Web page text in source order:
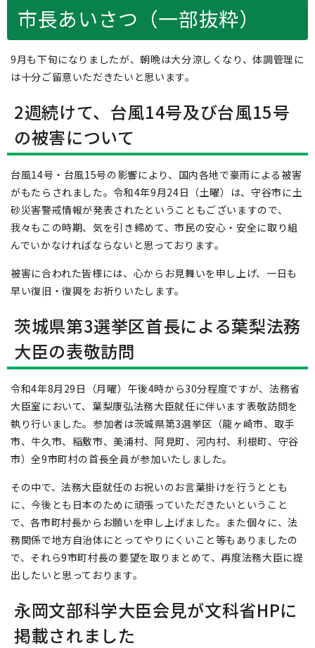
市長あいさつ（一部抜粋）
9月も下旬になりましたが、朝晩は大分涼しくなり、体調管理に
は十分ご留意いただきたいと思います。
2週続けて、台風14号及び台風15号
の被害について
台風14号・台風15号の影響により、国内各地で豪雨による被害
がもたらされました。令和4年9月24日（土曜）は、守谷市に土
砂災害警戒情報が発表されたということもございますので、
我々もこの時期、気を引き締めて、市民の安心・安全に取り組
んでいかなければならないと思っております。
被害に合われた皆様には、心からお見舞いを申し上げ、一日も
早い復旧・復興をお祈りいたします。
茨城県第3選挙区首長による葉梨法務
大臣の表敬訪問
令和4年8月29日（月曜）午後4時から30分程度ですが、法務省
大臣室において、葉梨康弘法務大臣就任に伴います表敬訪問を
執り行いました。参加者は茨城県第3選挙区（龍ヶ崎市、取手
市、牛久市、稲敷市、美浦村、阿見町、河内村、利根町、守谷
市）全9市町村の首長全員が参加いたしました。
その中で、法務大臣就任のお祝いのお言葉掛けを行うととも
に、今後とも日本のために頑張っていただきたいということ
で、各市町村長からお願いを申し上げました。また個々に、法
務関係で地方自治体にとってやりにくいこと等もありましたの
で、それら9市町村長の要望を取りまとめて、再度法務大臣に提
出したいと思っております。
永岡文部科学大臣会見が文科省HPに
掲載されました